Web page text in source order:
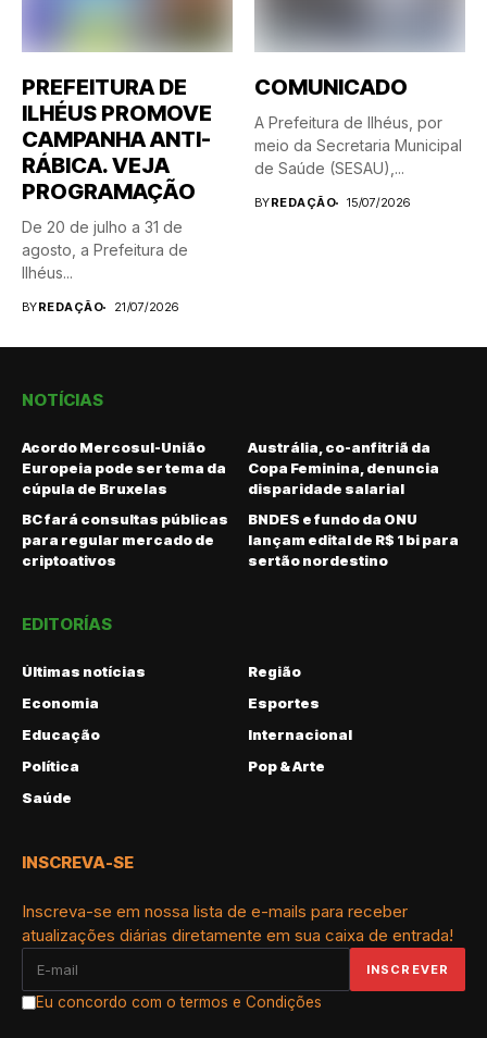
PREFEITURA DE
ILHÉUS PROMOVE
CAMPANHA ANTI-
RÁBICA. VEJA
PROGRAMAÇÃO
De 20 de julho a 31 de
agosto, a Prefeitura de
Ilhéus...
BYREDAÇÃO 21/07/2026
COMUNICADO
A Prefeitura de Ilhéus, por
meio da Secretaria Municipal
de Saúde (SESAU),...
BYREDAÇÃO 15/07/2026
NOTÍCIAS
Acordo Mercosul-União
Europeia pode ser tema da
cúpula de Bruxelas
Austrália, co-anfitriã da
Copa Feminina, denuncia
disparidade salarial
BC fará consultas públicas
para regular mercado de
criptoativos
BNDES e fundo da ONU
lançam edital de R$ 1 bi para
sertão nordestino
EDITORÍAS
Últimas notícias
Região
Economia
Esportes
Educação
Internacional
Política
Pop & Arte
Saúde
INSCREVA-SE
Inscreva-se em nossa lista de e-mails para receber
atualizações diárias diretamente em sua caixa de entrada!
Eu concordo com o termos e Condições